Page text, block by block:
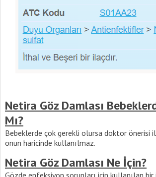
Netira Göz Damlası
Mı?
Bebeklerde çok gerekli olursa doktor önerisi
onun haricinde kullanılmaz.
Netira Göz Damlası Ne İçin?
Gözde enfeksiyon sorunları için kullanılan bir